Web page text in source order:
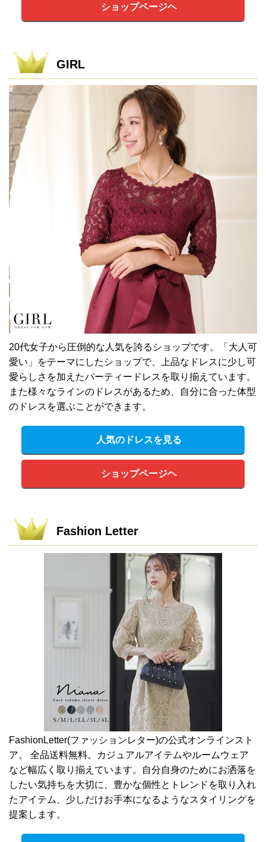
ショップページヘ
GIRL
20代女子から圧倒的な人気を誇るショップです。「大人可
愛い」をテーマにしたショップで、上品なドレスに少し可
愛らしさを加えたパーティードレスを取り揃えています。
また様々なラインのドレスがあるため、自分に合った体型
のドレスを選ぶことができます。
人気のドレスを見る
ショップページヘ
Fashion Letter
FashionLetter(ファッションレター)の公式オンラインスト
ア。 全品送料無料。カジュアルアイテムやルームウェア
など幅広く取り揃えています。自分自身のためにお洒落を
したい気持ちを大切に、豊かな個性とトレンドを取り入れ
たアイテム、少しだけお手本になるようなスタイリングを
提案します。